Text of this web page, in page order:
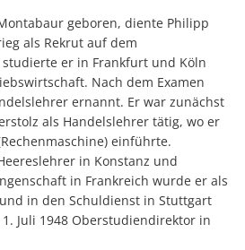
geboren, diente Philipp
als Rekrut auf dem
er in Frankfurt und Köln
Nach dem Examen
ernannt. Er war zunächst
als Handelslehrer tätig, wo er
einführte.
in Konstanz und
in Frankreich wurde er als
in den Schuldienst in Stuttgart
Juli 1948 Oberstudiendirektor in